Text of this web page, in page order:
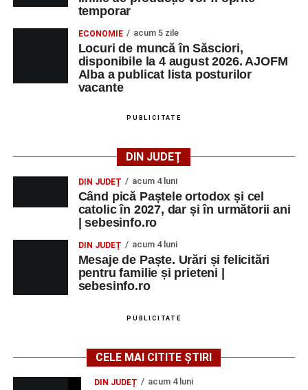
temporar
ECONOMIE acum 5 zile
Locuri de muncă în Săsciori,
disponibile la 4 august 2026. AJOFM
Alba a publicat lista posturilor
vacante
PUBLICITATE
DIN JUDEȚ
DIN JUDEȚ acum 4 luni
Când pică Paștele ortodox și cel
catolic în 2027, dar și în următorii ani
| sebesinfo.ro
DIN JUDEȚ acum 4 luni
Mesaje de Paște. Urări și felicitări
pentru familie și prieteni |
sebesinfo.ro
PUBLICITATE
CELE MAI CITITE ȘTIRI
DIN JUDEȚ acum 4 luni